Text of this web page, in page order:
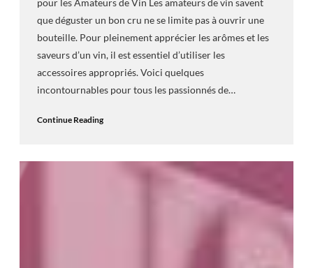
pour les Amateurs de Vin Les amateurs de vin savent
que déguster un bon cru ne se limite pas à ouvrir une
bouteille. Pour pleinement apprécier les arômes et les
saveurs d’un vin, il est essentiel d’utiliser les
accessoires appropriés. Voici quelques
incontournables pour tous les passionnés de…
Continue Reading